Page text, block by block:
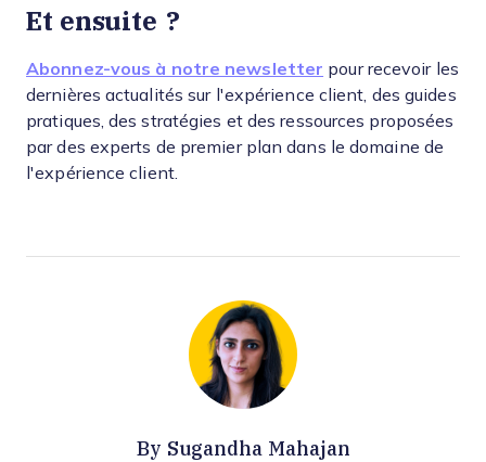
Et ensuite ?
Abonnez-vous à notre newsletter pour recevoir les
dernières actualités sur l'expérience client, des guides
pratiques, des stratégies et des ressources proposées
par des experts de premier plan dans le domaine de
l'expérience client.
By Sugandha Mahajan